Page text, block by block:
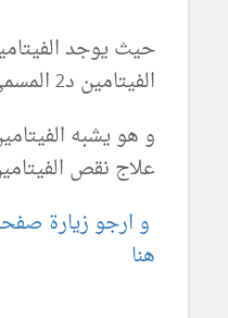
حيث يوجد
الفيتامين د2 المسمى اريغوكالسيفيرول
و هو يشبه
علاج نقص
و ارجو زيارة
هنا